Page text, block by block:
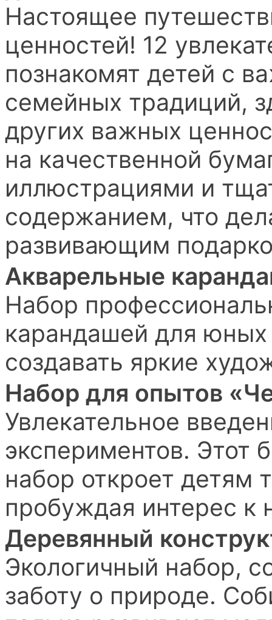
Настоящее
ценностей! 12
познакомят детей с
семейных традиций,
других важных
на качественной
иллюстрациями и
содержанием, что
развивающим
Акварельные
Набор
карандашей для
создавать яркие
Набор для опытов
Увлекательное
экспериментов. Этот
набор откроет детям
пробуждая интерес к
Деревянный
Экологичный набор,
заботу о природе.